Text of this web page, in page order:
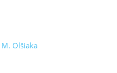
Olšiaka